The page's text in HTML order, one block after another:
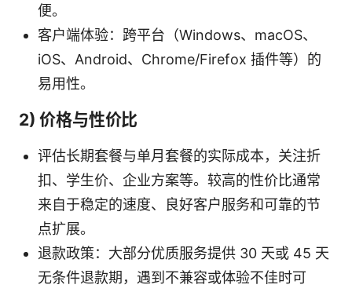
便。
客户端体验：跨平台（Windows、macOS、
iOS、Android、Chrome/Firefox 插件等）的
易用性。
2) 价格与性价比
评估长期套餐与单月套餐的实际成本，关注折
扣、学生价、企业方案等。较高的性价比通常
来自于稳定的速度、良好客户服务和可靠的节
点扩展。
退款政策：大部分优质服务提供 30 天或 45 天
无条件退款期，遇到不兼容或体验不佳时可